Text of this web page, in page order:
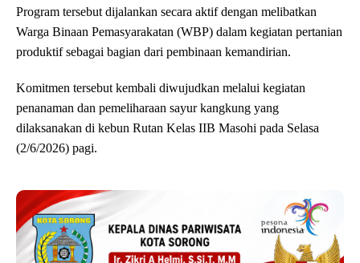
Program tersebut dijalankan secara aktif dengan melibatkan
Warga Binaan Pemasyarakatan (WBP) dalam kegiatan pertanian
produktif sebagai bagian dari pembinaan kemandirian.
Komitmen tersebut kembali diwujudkan melalui kegiatan
penanaman dan pemeliharaan sayur kangkung yang
dilaksanakan di kebun Rutan Kelas IIB Masohi pada Selasa
(2/6/2026) pagi.